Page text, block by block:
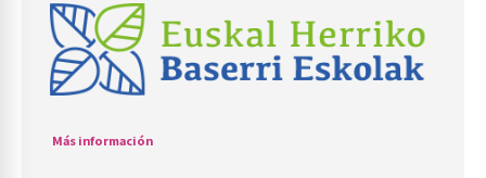
Más información